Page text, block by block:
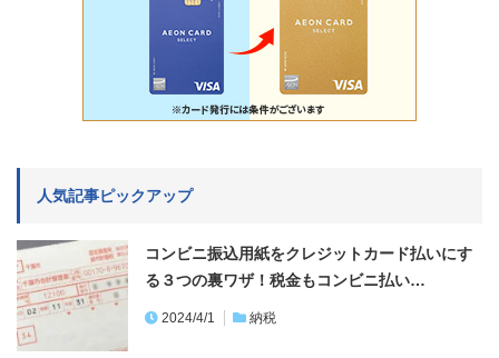
人気記事ピックアップ
コンビニ振込用紙をクレジットカード払いにす
る３つの裏ワザ！税金もコンビニ払い…
2024/4/1 納税